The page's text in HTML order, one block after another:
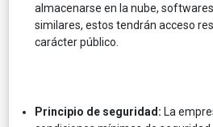
almacenarse en la nube,
similares, estos tendrán acceso
carácter público.
Principio de seguridad: La